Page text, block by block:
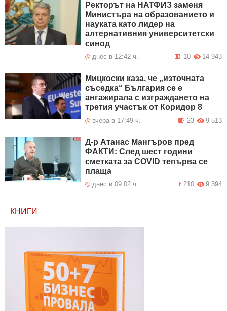
Ректорът на НАТФИЗ заменя
Министъра на образованието и
науката като лидер на
алтернативния университетски
синод
днес в 12:42 ч. 14 943
10
Мицкоски каза, че „източната
съседка“ България се е
ангажирала с изграждането на
третия участък от Коридор 8
вчера в 17:49 ч. 9 513
23
Д-р Атанас Мангъров пред
ФАКТИ: След шест години
сметката за COVID тепърва се
плаща
днес в 09:02 ч. 9 394
210
КНИГИ